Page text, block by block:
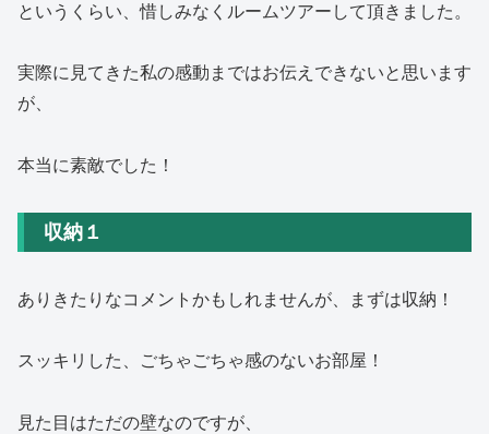
というくらい、惜しみなくルームツアーして頂きました。
実際に見てきた私の感動まではお伝えできないと思います
が、
本当に素敵でした！
収納１
ありきたりなコメントかもしれませんが、まずは収納！
スッキリした、ごちゃごちゃ感のないお部屋！
見た目はただの壁なのですが、